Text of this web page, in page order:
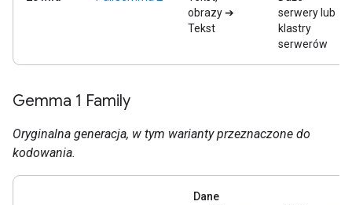
obrazy ➔
Tekst
serwery lub
klastry
serwerów
Gemma 1 Family
Oryginalna generacja, w tym warianty przeznaczone do
kodowania.
Dane